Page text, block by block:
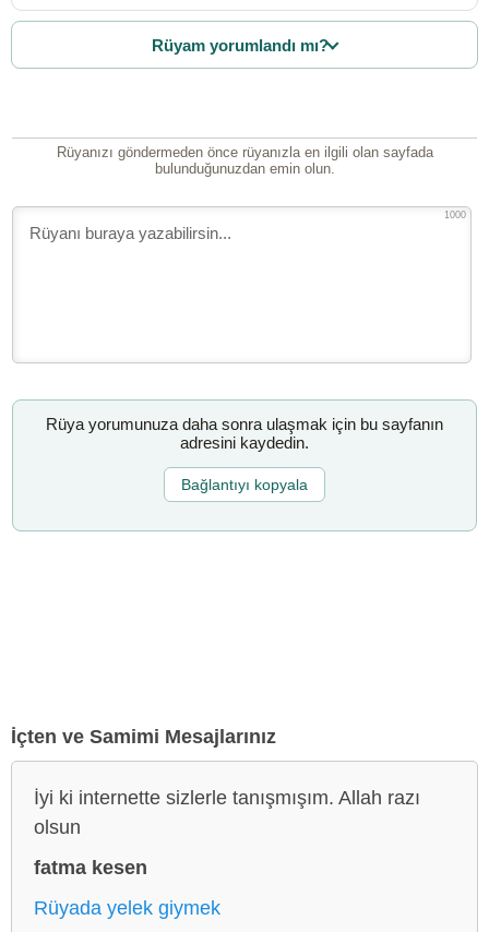
Rüyam yorumlandı mı?
Rüyanızı göndermeden önce rüyanızla en ilgili olan sayfada
bulunduğunuzdan emin olun.
1000
Rüya yorumunuza daha sonra ulaşmak için bu sayfanın
adresini kaydedin.
Bağlantıyı kopyala
İçten ve Samimi Mesajlarınız
İyi ki internette sizlerle tanışmışım. Allah razı
olsun
fatma kesen
Rüyada yelek giymek